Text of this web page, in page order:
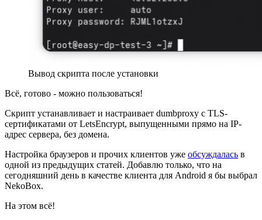
Вывод скрипта после установки
Всё, готово - можно пользоваться!
Скрипт устанавливает и настраивает dumbproxy c TLS-
сертификатами от LetsEncrypt, выпущенными прямо на IP-
адрес сервера, без домена.
Настройка браузеров и прочих клиентов уже обсуждалась в
одной из предыдущих статей. Добавлю только, что на
сегодняшний день в качестве клиента для Android я бы выбрал
NekoBox.
На этом всё!